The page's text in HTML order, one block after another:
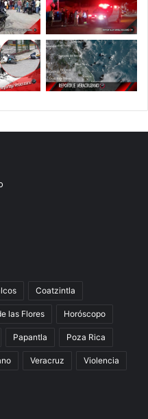
Coatzintla
las Flores Horóscopo
Papantla Poza Rica
Veracruz Violencia